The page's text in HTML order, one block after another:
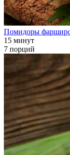
Помидоры
15 минут
7 порций